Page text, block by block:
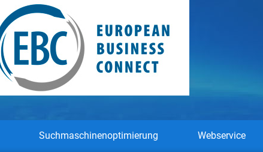
Suchmaschinenoptimierung Webservice